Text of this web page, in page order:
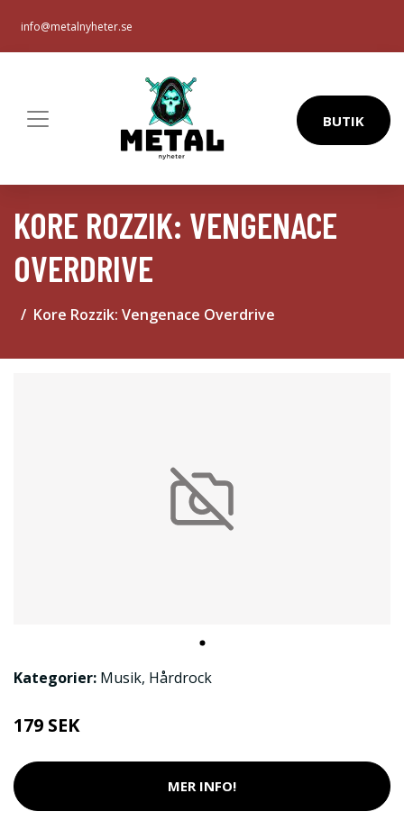
info@metalnyheter.se
BUTIK
KORE ROZZIK: VENGENACE
OVERDRIVE
Kore Rozzik: Vengenace Overdrive
Kategorier: Musik, Hårdrock
179 SEK
MER INFO!